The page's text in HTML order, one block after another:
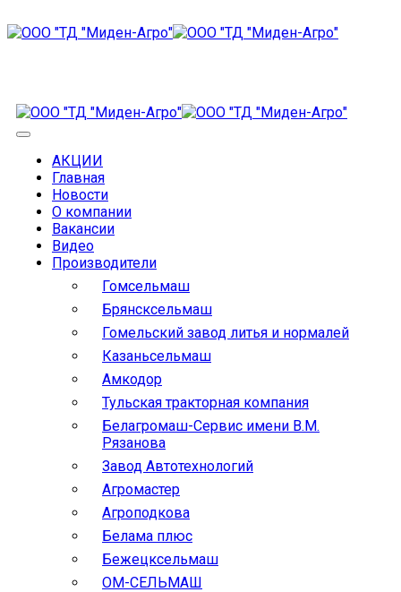
АКЦИИ
Главная
Новости
О компании
Вакансии
Видео
Производители
Гомсельмаш
Брянсксельмаш
Гомельский завод литья и нормалей
Казаньсельмаш
Амкодор
Тульская тракторная компания
Белагромаш-Сервис имени В.М.
Рязанова
Завод Автотехнологий
Агромастер
Агроподкова
Белама плюс
Бежецксельмаш
ОМ-СЕЛЬМАШ